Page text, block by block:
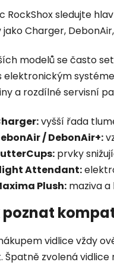
RockShox sledujte
jako Charger,
modelů se často
elektronickým
a rozdílné servisní
vyšší řada
/ DebonAir+:
prvky
Attendant:
Plush: maziva
poznat
vidlice vždy
Špatně zvolená